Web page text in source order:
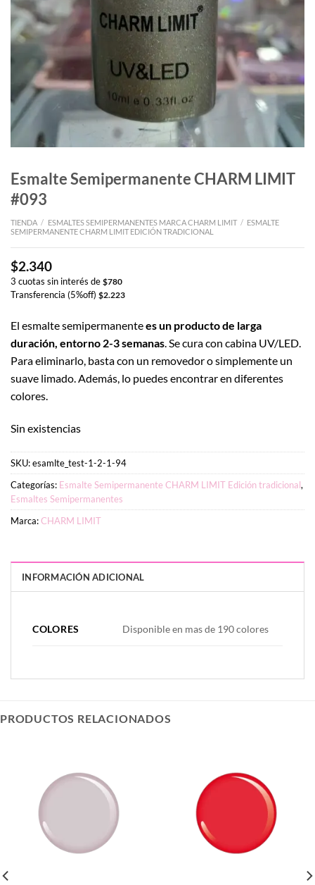
Esmalte Semipermanente CHARM LIMIT
#093
TIENDA / ESMALTES SEMIPERMANENTES MARCA CHARM LIMIT / ESMALTE
SEMIPERMANENTE CHARM LIMIT EDICIÓN TRADICIONAL
$2.340
3 cuotas sin interés de $780
Transferencia (5%off) $2.223
El esmalte semipermanentees un producto de larga
duración, entorno 2-3 semanas. Se cura con cabina UV/LED.
Para eliminarlo, basta con un removedor o simplemente un
suave limado. Además, lo puedes encontrar en diferentes
colores.
Sin existencias
SKU:esamlte_test-1-2-1-94
Categorías: Esmalte Semipermanente CHARM LIMIT Edición tradicional,
Esmaltes Semipermanentes
Marca:CHARM LIMIT
INFORMACIÓN ADICIONAL
PESO 20 g
DIMENSIONES 2 × 4 × 7 cm
COLORES Disponible en mas de 190 colores
PRODUCTOS RELACIONADOS